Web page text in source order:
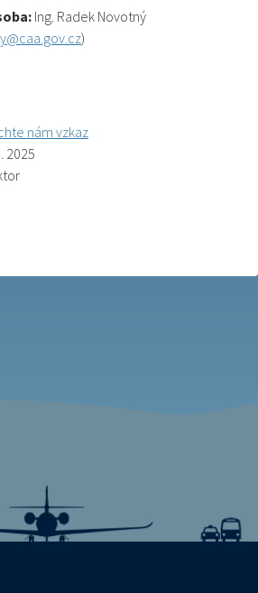
Ing. Radek Novotný
)
nám vzkaz
2025